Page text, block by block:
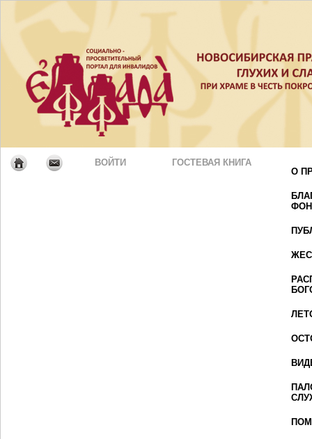
ВОЙТИ
ГОСТЕВАЯ КНИГА
О